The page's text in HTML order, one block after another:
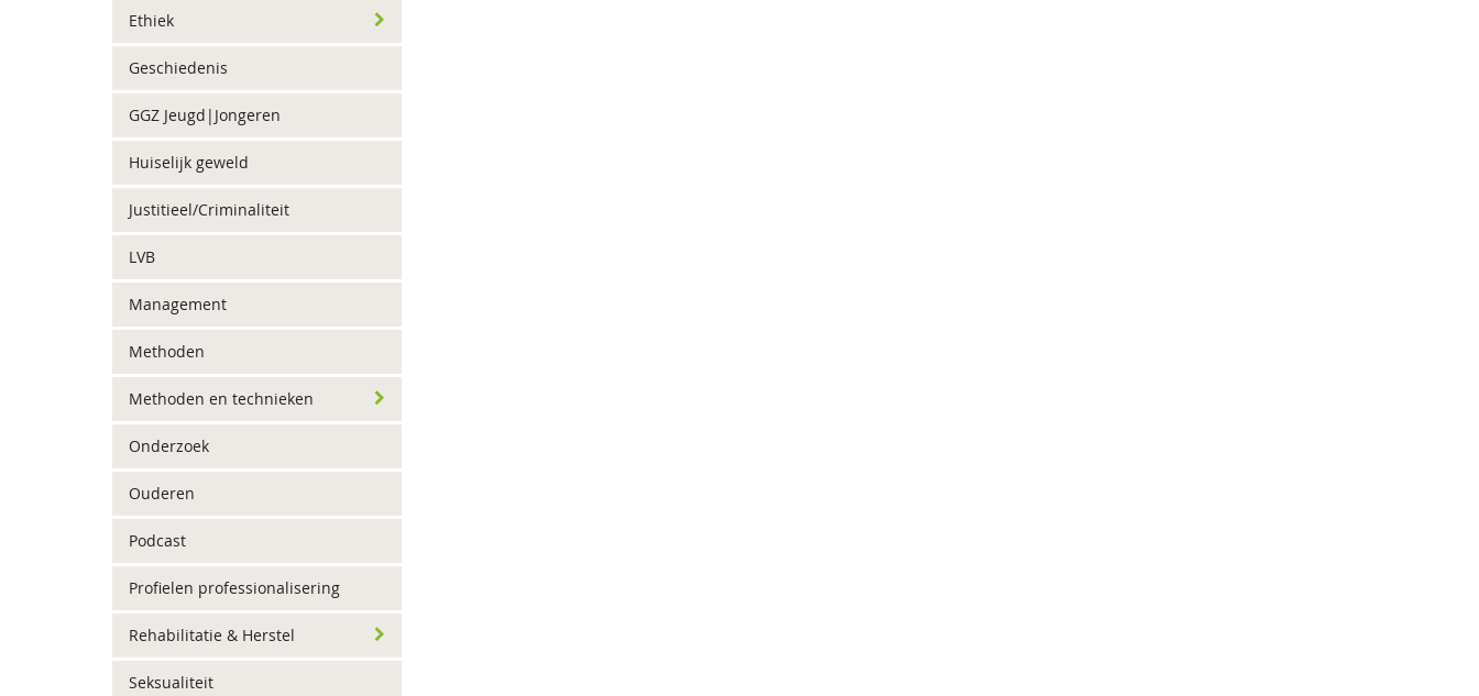
Ethiek
Geschiedenis
GGZ Jeugd|Jongeren
Huiselijk geweld
Justitieel/Criminaliteit
LVB
Management
Methoden
Methoden en technieken
Onderzoek
Ouderen
Podcast
Profielen professionalisering
Rehabilitatie & Herstel
Seksualiteit